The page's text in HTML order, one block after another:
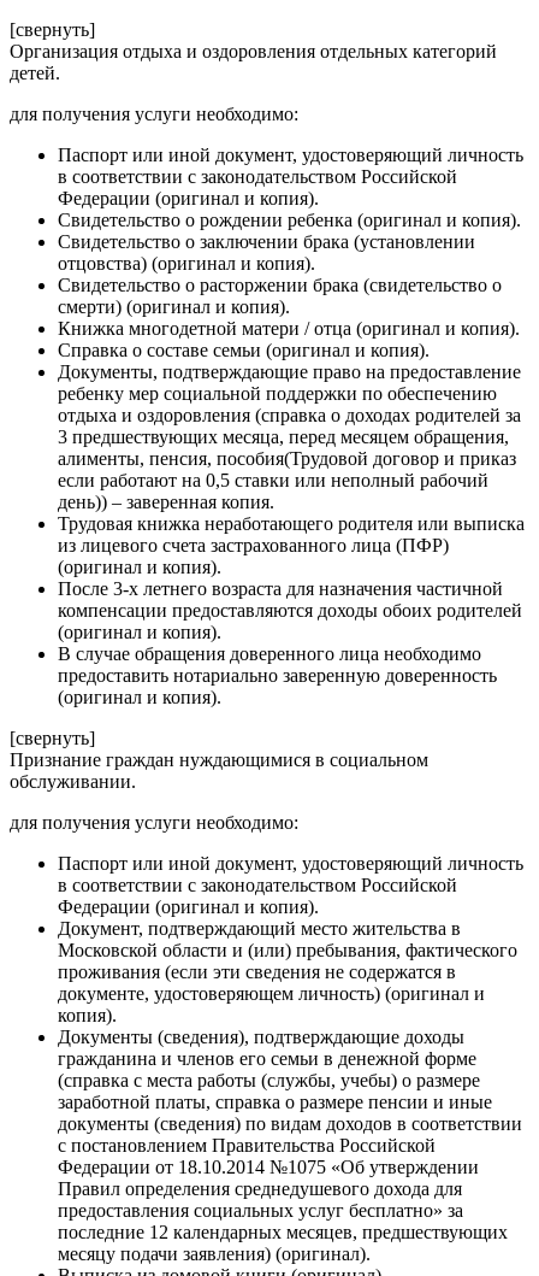
[свернуть]
Организация отдыха и оздоровления отдельных категорий
детей.
для получения услуги необходимо:
Паспорт или иной документ, удостоверяющий личность
в соответствии с законодательством Российской
Федерации (оригинал и копия).
Свидетельство о рождении ребенка (оригинал и копия).
Свидетельство о заключении брака (установлении
отцовства) (оригинал и копия).
Свидетельство о расторжении брака (свидетельство о
смерти) (оригинал и копия).
Книжка многодетной матери / отца (оригинал и копия).
Справка о составе семьи (оригинал и копия).
Документы, подтверждающие право на предоставление
ребенку мер социальной поддержки по обеспечению
отдыха и оздоровления (справка о доходах родителей за
3 предшествующих месяца, перед месяцем обращения,
алименты, пенсия, пособия(Трудовой договор и приказ
если работают на 0,5 ставки или неполный рабочий
день)) – заверенная копия.
Трудовая книжка неработающего родителя или выписка
из лицевого счета застрахованного лица (ПФР)
(оригинал и копия).
После 3-х летнего возраста для назначения частичной
компенсации предоставляются доходы обоих родителей
(оригинал и копия).
В случае обращения доверенного лица необходимо
предоставить нотариально заверенную доверенность
(оригинал и копия).
[свернуть]
Признание граждан нуждающимися в социальном
обслуживании.
для получения услуги необходимо:
Паспорт или иной документ, удостоверяющий личность
в соответствии с законодательством Российской
Федерации (оригинал и копия).
Документ, подтверждающий место жительства в
Московской области и (или) пребывания, фактического
проживания (если эти сведения не содержатся в
документе, удостоверяющем личность) (оригинал и
копия).
Документы (сведения), подтверждающие доходы
гражданина и членов его семьи в денежной форме
(справка с места работы (службы, учебы) о размере
заработной платы, справка о размере пенсии и иные
документы (сведения) по видам доходов в соответствии
с постановлением Правительства Российской
Федерации от 18.10.2014 №1075 «Об утверждении
Правил определения среднедушевого дохода для
предоставления социальных услуг бесплатно» за
последние 12 календарных месяцев, предшествующих
месяцу подачи заявления) (оригинал).